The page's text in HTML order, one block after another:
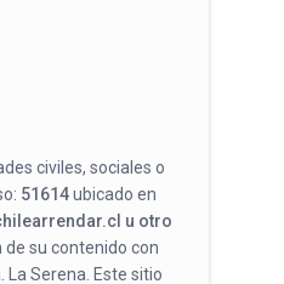
civiles, sociales o
51614ubicado en
u otro
de su contenido con
Serena. Este sitio